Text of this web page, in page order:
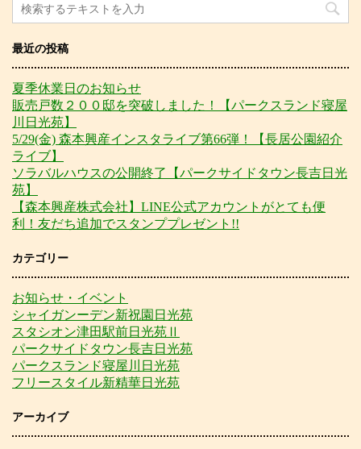
最近の投稿
夏季休業日のお知らせ
販売戸数２００邸を突破しました！【パークスランド寝屋
川日光苑】
5/29(金) 森本興産インスタライブ第66弾！【長居公園紹介
ライブ】
ソラバルハウスの公開終了【パークサイドタウン長吉日光
苑】
【森本興産株式会社】LINE公式アカウントがとても便
利！友だち追加でスタンププレゼント!!
カテゴリー
お知らせ・イベント
シャイガンーデン新祝園日光苑
スタシオン津田駅前日光苑Ⅱ
パークサイドタウン長吉日光苑
パークスランド寝屋川日光苑
フリースタイル新精華日光苑
アーカイブ